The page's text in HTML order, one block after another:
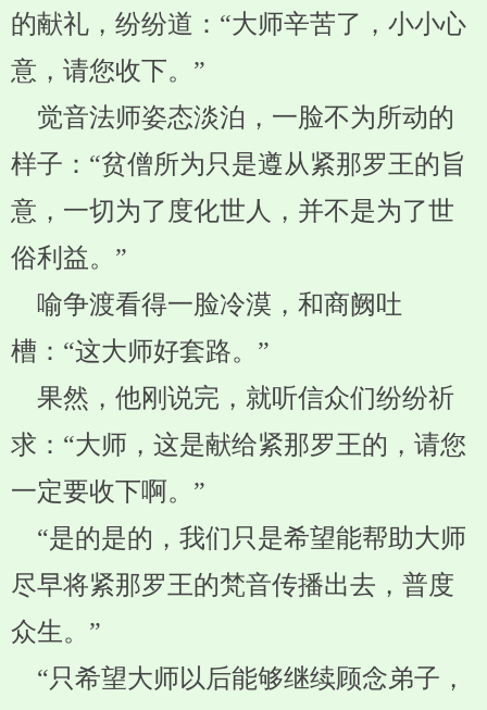
的献礼，纷纷道：“大师辛苦了，小小心
意，请您收下。”
觉音法师姿态淡泊，一脸不为所动的
样子：“贫僧所为只是遵从紧那罗王的旨
意，一切为了度化世人，并不是为了世
俗利益。”
喻争渡看得一脸冷漠，和商阙吐
槽：“这大师好套路。”
果然，他刚说完，就听信众们纷纷祈
求：“大师，这是献给紧那罗王的，请您
一定要收下啊。”
“是的是的，我们只是希望能帮助大师
尽早将紧那罗王的梵音传播出去，普度
众生。”
“只希望大师以后能够继续顾念弟子，